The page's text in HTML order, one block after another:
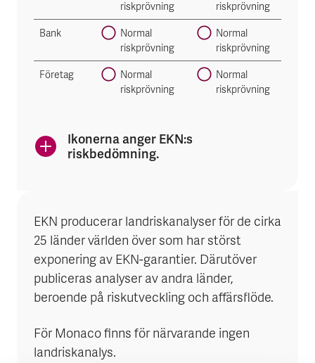
riskprövning
riskprövning
Bank
Normal
riskprövning
Normal
riskprövning
Företag
Normal
riskprövning
Normal
riskprövning
Ikonerna anger EKN:s
riskbedömning.
EKN producerar landriskanalyser för de cirka
25 länder världen över som har störst
exponering av EKN-garantier. Därutöver
publiceras analyser av andra länder,
beroende på riskutveckling och affärsflöde.
För Monaco finns för närvarande ingen
landriskanalys.